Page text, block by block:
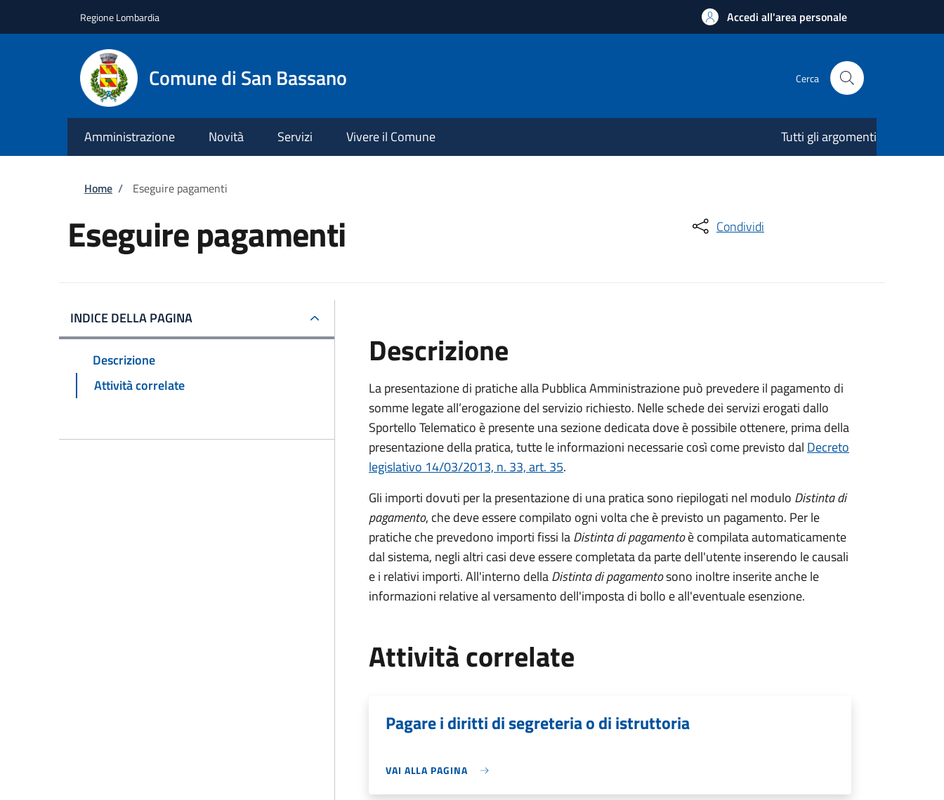
Regione Lombardia Accedi all'area personale
Comune di San Bassano Cerca
Amministrazione Novità Servizi Vivere il Comune Tutti gli argomenti
Briciole di pane
Home / Eseguire pagamenti
Eseguire pagamenti Condividi
INDICE DELLA PAGINA
Descrizione
Attività correlate
Descrizione
La presentazione di pratiche alla Pubblica Amministrazione può prevedere il pagamento di
somme legate all’erogazione del servizio richiesto. Nelle schede dei servizi erogati dallo
Sportello Telematico è presente una sezione dedicata dove è possibile ottenere, prima della
presentazione della pratica, tutte le informazioni necessarie così come previsto dal Decreto
legislativo 14/03/2013, n. 33, art. 35.
Gli importi dovuti per la presentazione di una pratica sono riepilogati nel modulo Distinta di
pagamento, che deve essere compilato ogni volta che è previsto un pagamento. Per le
pratiche che prevedono importi fissi laDistinta di pagamentoè compilata automaticamente
dal sistema, negli altri casi deve essere completata da parte dell'utente inserendo le causali
e i relativi importi.All'interno dellaDistinta di pagamentosono inoltre inserite anche le
informazioni relative al versamento dell'imposta di bollo e all'eventuale esenzione.
Attività correlate
Pagare i diritti di segreteria o di istruttoria
VAI ALLA PAGINA